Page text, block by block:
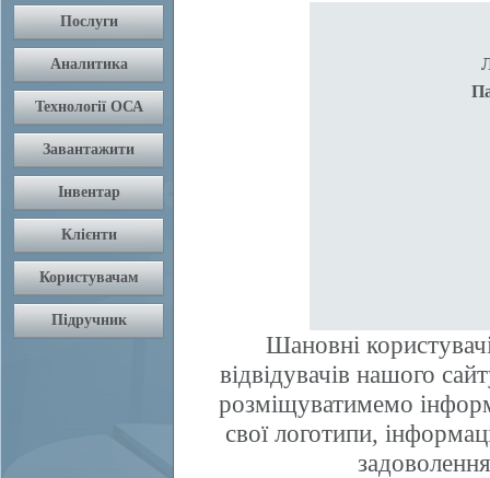
Шановні
відвідувачів нашого
розміщуватимемо
свої логотипи,